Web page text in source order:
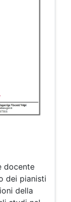
docente
dei pianisti
della